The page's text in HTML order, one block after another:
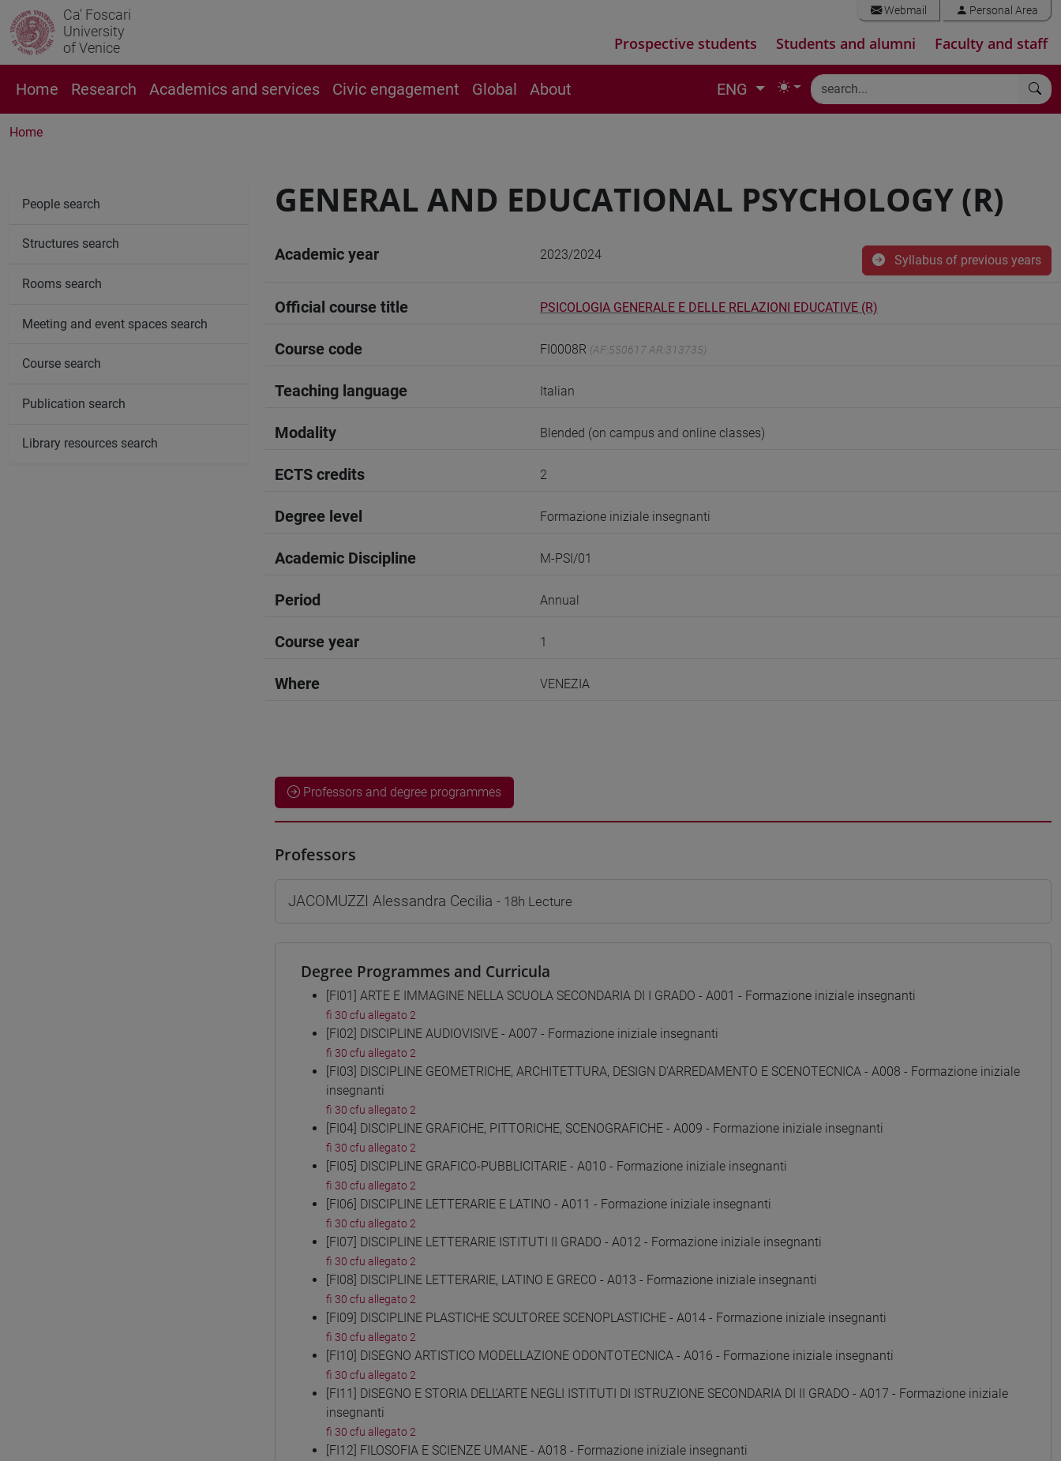
Ca' Foscari
University
of Venice
Webmail Personal Area
Prospective students Students and alumni Faculty and staff
Home Research Academics and services Civic engagement Global About ENG
Home
GENERAL AND EDUCATIONAL PSYCHOLOGY (R)
Academic year 2023/2024 Syllabus of previous years
Official course title PSICOLOGIA GENERALE E DELLE RELAZIONI EDUCATIVE (R)
Course code FI0008R (AF:550617 AR:313735)
Teaching language Italian
Modality Blended (on campus and online classes)
ECTS credits 2
Degree level Formazione iniziale insegnanti
Academic Discipline M-PSI/01
Period Annual
Course year 1
Where VENEZIA
Professors and degree programmes
Professors
JACOMUZZI Alessandra Cecilia - 18h Lecture
Degree Programmes and Curricula
[FI01] ARTE E IMMAGINE NELLA SCUOLA SECONDARIA DI I GRADO - A001 - Formazione iniziale insegnanti
fi 30 cfu allegato 2
[FI02] DISCIPLINE AUDIOVISIVE - A007 - Formazione iniziale insegnanti
fi 30 cfu allegato 2
[FI03] DISCIPLINE GEOMETRICHE, ARCHITETTURA, DESIGN D'ARREDAMENTO E SCENOTECNICA - A008 - Formazione iniziale
insegnanti
fi 30 cfu allegato 2
[FI04] DISCIPLINE GRAFICHE, PITTORICHE, SCENOGRAFICHE - A009 - Formazione iniziale insegnanti
fi 30 cfu allegato 2
[FI05] DISCIPLINE GRAFICO-PUBBLICITARIE - A010 - Formazione iniziale insegnanti
fi 30 cfu allegato 2
[FI06] DISCIPLINE LETTERARIE E LATINO - A011 - Formazione iniziale insegnanti
fi 30 cfu allegato 2
[FI07] DISCIPLINE LETTERARIE ISTITUTI II GRADO - A012 - Formazione iniziale insegnanti
fi 30 cfu allegato 2
[FI08] DISCIPLINE LETTERARIE, LATINO E GRECO - A013 - Formazione iniziale insegnanti
fi 30 cfu allegato 2
[FI09] DISCIPLINE PLASTICHE SCULTOREE SCENOPLASTICHE - A014 - Formazione iniziale insegnanti
fi 30 cfu allegato 2
[FI10] DISEGNO ARTISTICO MODELLAZIONE ODONTOTECNICA - A016 - Formazione iniziale insegnanti
fi 30 cfu allegato 2
[FI11] DISEGNO E STORIA DELL'ARTE NEGLI ISTITUTI DI ISTRUZIONE SECONDARIA DI II GRADO - A017 - Formazione iniziale
insegnanti
fi 30 cfu allegato 2
[FI12] FILOSOFIA E SCIENZE UMANE - A018 - Formazione iniziale insegnanti
People search
Structures search
Rooms search
Meeting and event spaces search
Course search
Publication search
Library resources search